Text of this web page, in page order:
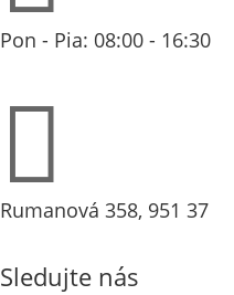
Pon - Pia: 08:00 - 16:30

Rumanová 358, 951 37
Sledujte nás